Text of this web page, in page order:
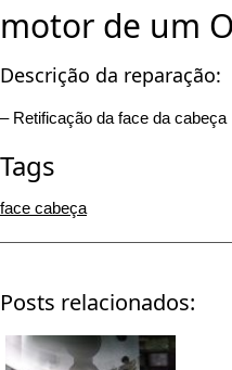
motor de um
Descrição da reparação:
– Retificação da face da cabeça
Tags
face cabeça
Posts relacionados: